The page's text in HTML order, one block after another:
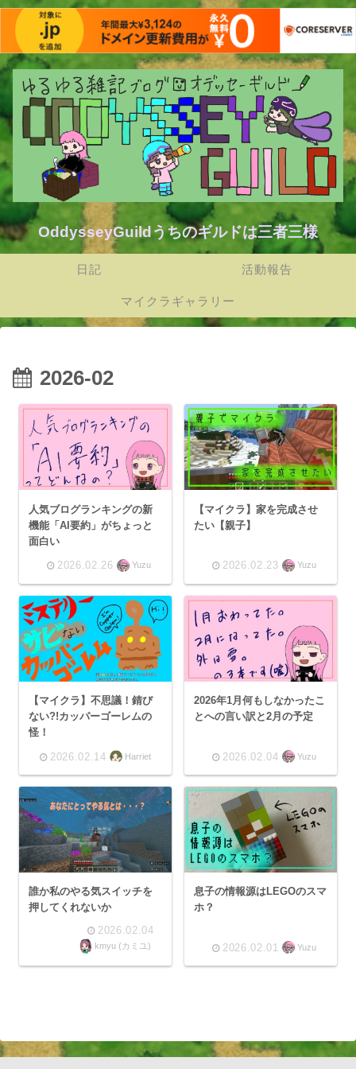
OddysseyGuildうちのギルドは三者三様
日記 活動報告
マイクラギャラリー
2026-02
人気ブログランキングの新
機能「AI要約」がちょっと
面白い
2026.02.26 Yuzu
【マイクラ】家を完成させ
たい【親子】
2026.02.23 Yuzu
【マイクラ】不思議！錆び
ない?!カッパーゴーレムの
怪！
2026.02.14 Harriet
2026年1月何もしなかったこ
とへの言い訳と2月の予定
2026.02.04 Yuzu
誰か私のやる気スイッチを
押してくれないか
2026.02.04
kmyu (カミユ)
息子の情報源はLEGOのスマ
ホ？
2026.02.01 Yuzu